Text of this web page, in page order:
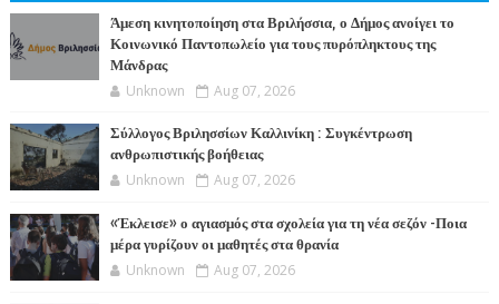
Άμεση κινητοποίηση στα Βριλήσσια, ο Δήμος ανοίγει το
Κοινωνικό Παντοπωλείο για τους πυρόπληκτους της
Μάνδρας
Unknown Aug 07, 2026
Σύλλογος Βριλησσίων Καλλινίκη : Συγκέντρωση
ανθρωπιστικής βοήθειας
Unknown Aug 07, 2026
«Έκλεισε» ο αγιασμός στα σχολεία για τη νέα σεζόν -Ποια
μέρα γυρίζουν οι μαθητές στα θρανία
Unknown Aug 07, 2026